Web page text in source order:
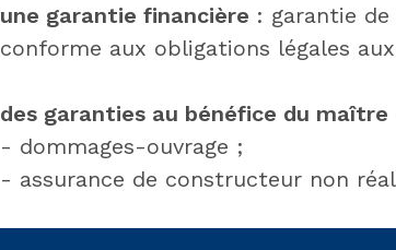
une garantie financière : garantie
conforme aux obligations légales
des garanties au bénéfice du maître
- dommages-ouvrage ;
- assurance de constructeur non